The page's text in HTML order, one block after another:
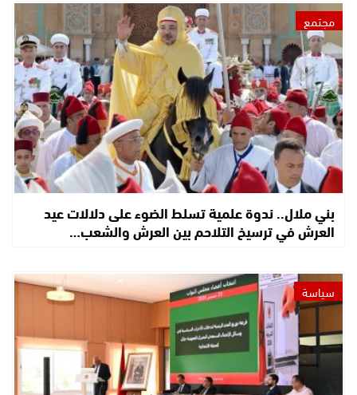
مجتمع
بني ملال.. ندوة علمية تسلط الضوء على دلالات عيد
العرش في ترسيخ التلاحم بين العرش والشعب…
سياسة